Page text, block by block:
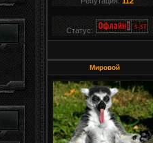
Статус:
Мировой